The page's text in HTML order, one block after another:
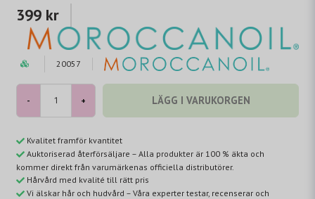
399 kr
20057
- + LÄGG I VARUKORGEN
Kvalitet framför kvantitet
Auktoriserad återförsäljare – Alla produkter är 100 % äkta och
kommer direkt från varumärkenas officiella distributörer.
Hårvård med kvalité till rätt pris
Vi älskar hår och hudvård – Våra experter testar, recenserar och